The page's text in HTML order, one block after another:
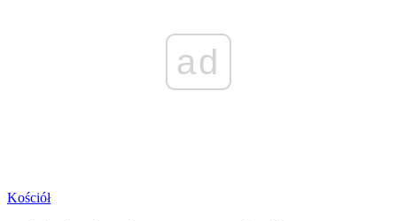
ad
Kościół